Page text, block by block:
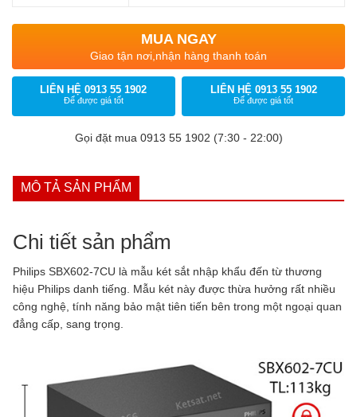
MUA NGAY
Giao tận nơi,nhận hàng thanh toán
LIÊN HỆ 0913 55 1902
Để được giá tốt
LIÊN HỆ 0913 55 1902
Để được giá tốt
Gọi đặt mua 0913 55 1902 (7:30 - 22:00)
MÔ TẢ SẢN PHẨM
Chi tiết sản phẩm
Philips SBX602-7CU là mẫu két sắt nhập khẩu đến từ thương
hiệu Philips danh tiếng. Mẫu két này được thừa hưởng rất nhiều
công nghệ, tính năng bảo mật tiên tiến bên trong một ngoại quan
đẳng cấp, sang trọng.